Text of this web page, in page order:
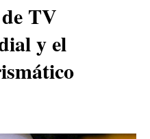
TV
y el